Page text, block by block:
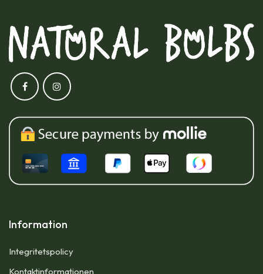
Information
Integritetspolicy
Kontaktinformationen